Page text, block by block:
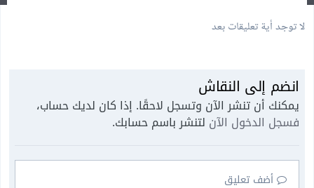
لا توجد أية تعليقات بعد
انضم إلى النقاش
يمكنك أن تنشر الآن وتسجل لاحقًا. إذا كان لديك حساب،
فسجل الدخول الآن لتنشر باسم حسابك.
أضف تعليق